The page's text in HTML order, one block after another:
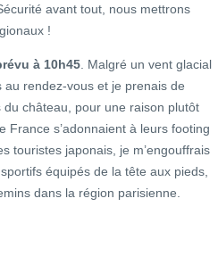
avant tout, nous mettrons
!
à 10h45 . Malgré un vent glacial
rendez-vous et je prenais de
château, pour une raison plutôt
France s’adonnaient à leurs footing
touristes japonais, je m’engouffrais
équipés de la tête aux pieds,
dans la région parisienne.